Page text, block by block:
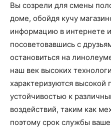
Вы созрели для смены
доме, обойдя кучу
информацию в интернете
посоветовавшись с
остановиться на
наш век высоких
характеризуются высокой
устойчивостью к
воздействий, таким как
поэтому срок службы